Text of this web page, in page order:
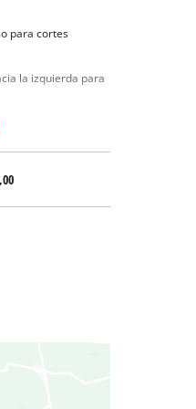
para cortes
la izquierda para